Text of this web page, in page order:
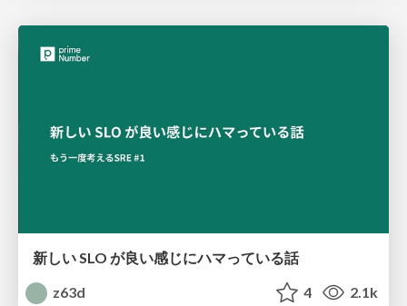
新しい SLO が良い感じにハマっている話
z63d
4 2.1k